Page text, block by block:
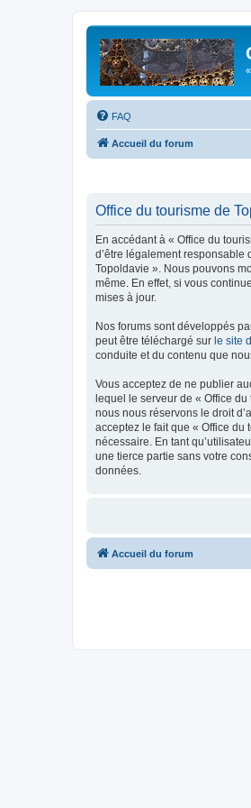
FAQ
Accueil du forum
Office du tourisme de
En accédant à « Office du
d’être légalement responsable
Topoldavie ». Nous pouvons
même. En effet, si vous
mises à jour.
Nos forums sont développés
peut être téléchargé sur le site
conduite et du contenu que
Vous acceptez de ne publier
lequel le serveur de « Office
nous nous réservons le droit
acceptez le fait que « Office du
nécessaire. En tant
une tierce partie sans votre
données.
Accueil du forum